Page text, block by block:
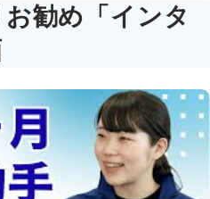
お勧め「インタ